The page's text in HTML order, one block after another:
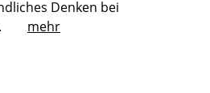
Denken bei
mehr